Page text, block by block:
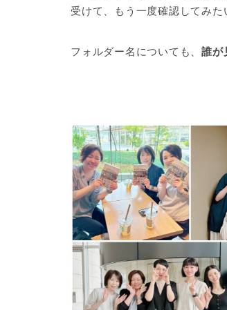
受けて、もう一度確認してみた
フォルダー名についても、誰が